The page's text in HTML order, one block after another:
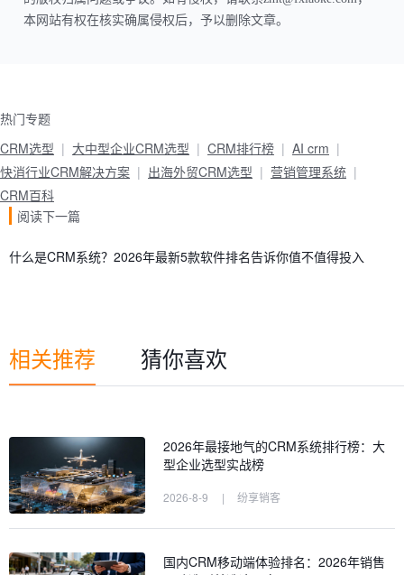
本网站有权在核实确属侵权后，予以删除文章。
热门专题
CRM选型
大中型企业CRM选型 CRM排行榜
AI crm
快消行业CRM解决方案
出海外贸CRM选型
营销管理系统
CRM百科
阅读下一篇
什么是CRM系统？2026年最新5款软件排名告诉你值不值得投入
相关推荐 猜你喜欢
2026年最接地气的CRM系统排行榜：大
型企业选型实战榜
2026-8-9 | 纷享销客
国内CRM移动端体验排名：2026年销售